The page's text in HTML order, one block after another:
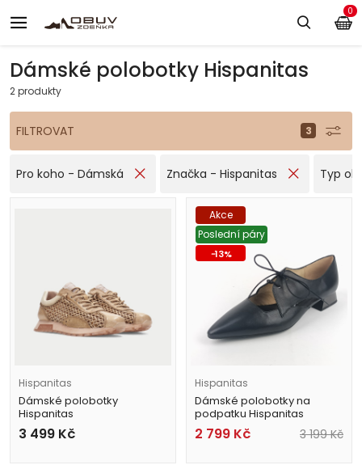
Dámské polobotky Hispanitas
2 produkty
FILTROVAT
Pro koho - Dámská Značka - Hispanitas Typ
Hispanitas
Dámské polobotky
Hispanitas
HV264741 hnědé
3 499 Kč
Akce
Poslední páry
-13%
Hispanitas
Dámské polobotky na
podpatku Hispanitas
HV253858 černé
2 799 Kč 3 199Kč
0